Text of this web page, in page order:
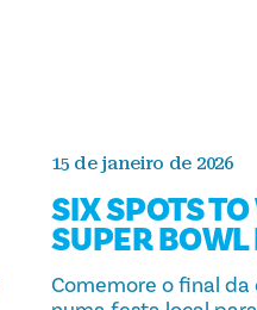
15 de janeiro de 2026
SIX SPOTS
SUPER
Comemore o final